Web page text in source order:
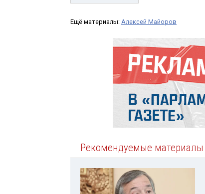
Ещё материалы: Алексей Майоров
Рекомендуемые материалы